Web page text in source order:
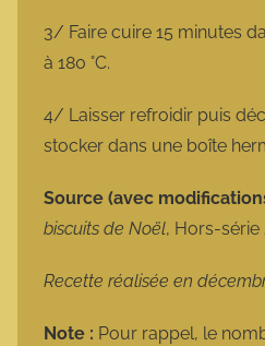
3/ Faire cuire 15 minutes
à 180 °C.
4/ Laisser refroidir puis
stocker dans une boîte
Source (avec
biscuits de Noël, Hors-série
Recette réalisée en
Note : Pour rappel, le